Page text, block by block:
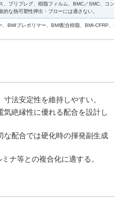
、プリプレグ、樹脂フィルム、BMC／SMC、コンパ
的な熱可塑性押出・ブローには適さない。
、BMIプレポリマー、BMI配合樹脂、BMI-CFRP、BT
法安定性を維持しやすい。
気絶縁性に優れる配合を設計し
な配合では硬化時の揮発副生成
ナ等との複合化に適する。